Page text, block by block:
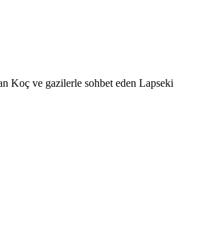
Koç ve gazilerle sohbet eden Lapseki